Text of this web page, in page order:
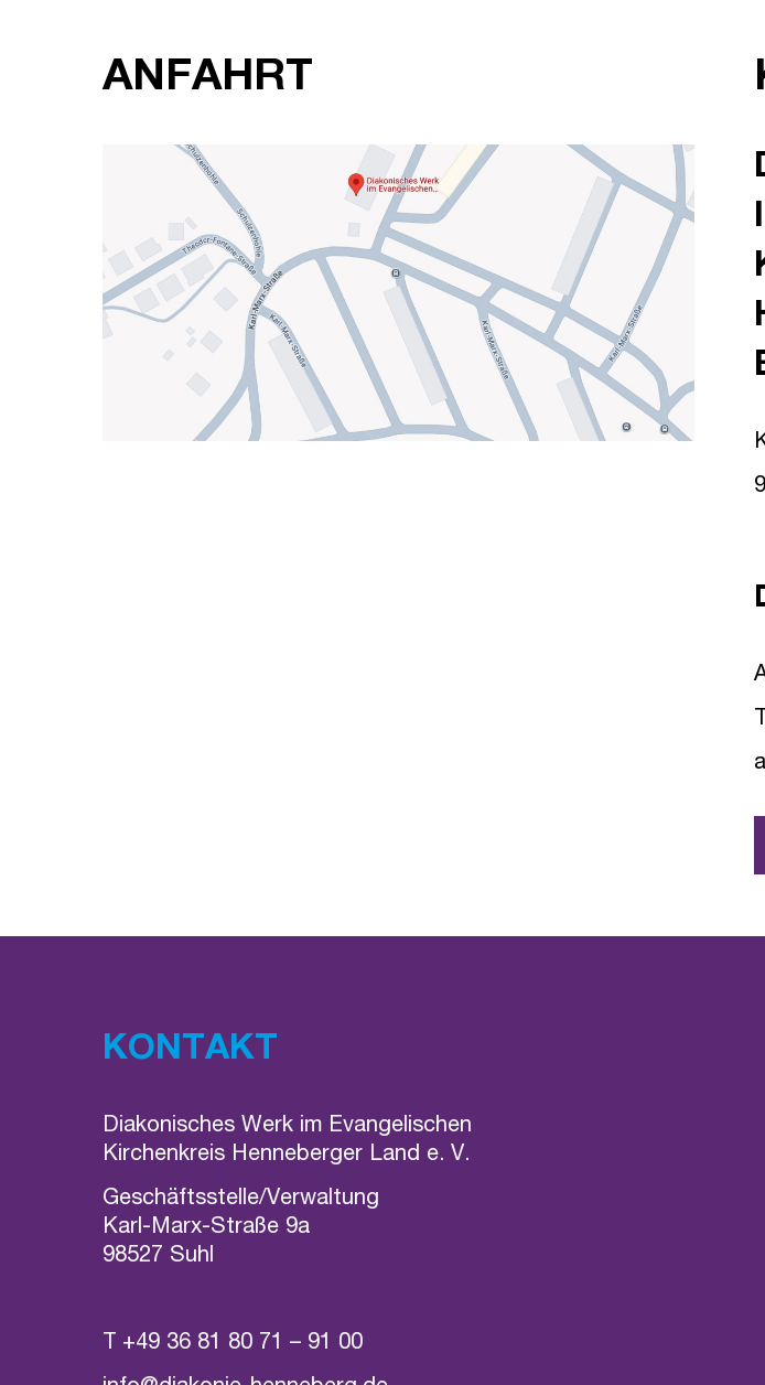
ANFAHRT
T
KONTAKT
Diakonisches Werk im Evangelischen
Kirchenkreis Henneberger Land e. V.
Geschäftsstelle/Verwaltung
Karl-Marx-Straße 9a
98527 Suhl
T +49 36 81 80 71 – 91 00